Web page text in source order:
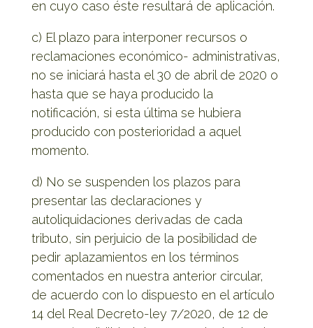
en cuyo caso éste resultará de aplicación.
c) El plazo para interponer recursos o
reclamaciones económico- administrativas,
no se iniciará hasta el 30 de abril de 2020 o
hasta que se haya producido la
notificación, si esta última se hubiera
producido con posterioridad a aquel
momento.
d) No se suspenden los plazos para
presentar las declaraciones y
autoliquidaciones derivadas de cada
tributo, sin perjuicio de la posibilidad de
pedir aplazamientos en los términos
comentados en nuestra anterior circular,
de acuerdo con lo dispuesto en el artículo
14 del Real Decreto-ley 7/2020, de 12 de